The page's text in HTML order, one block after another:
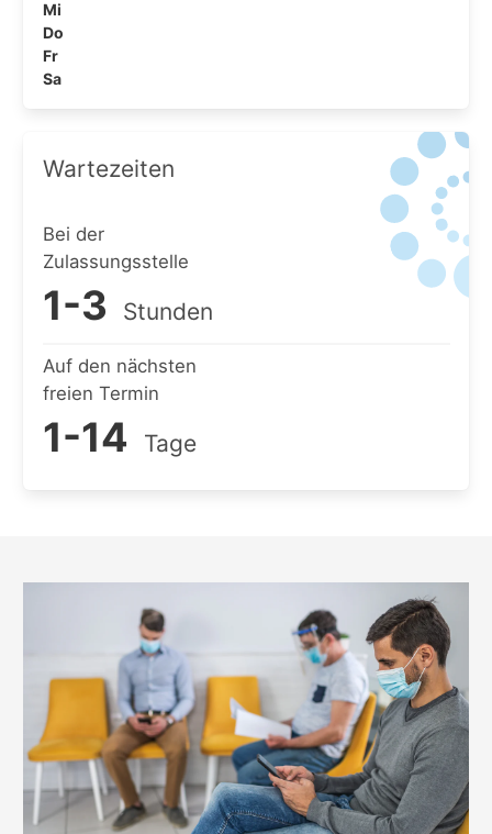
Mi
Do
Fr
Sa
Wartezeiten
Bei der
Zulassungsstelle
1-3 Stunden
Auf den nächsten
freien Termin
1-14 Tage